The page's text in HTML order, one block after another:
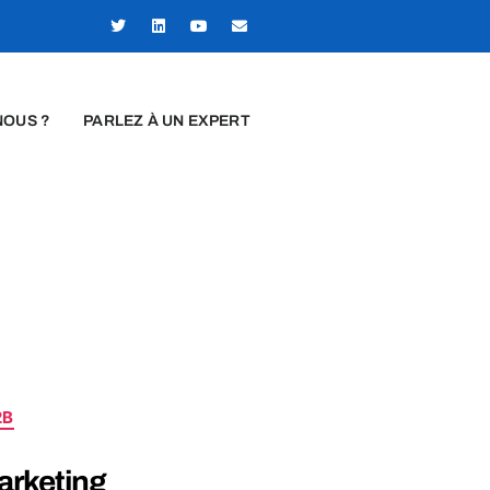
? PARLEZ À UN EXPERT